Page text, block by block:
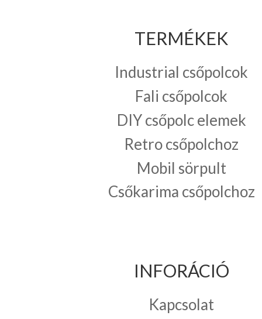
TERMÉKEK
Industrial csőpolcok
Fali csőpolcok
DIY csőpolc elemek
Retro csőpolchoz
Mobil sörpult
Csőkarima csőpolchoz
INFORÁCIÓ
Kapcsolat